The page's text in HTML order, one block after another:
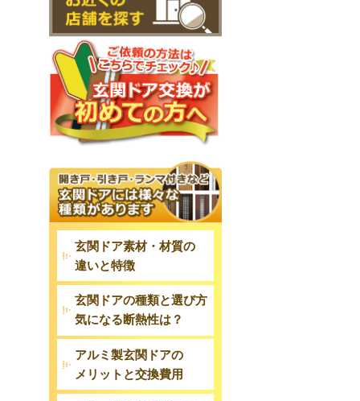
玄関ドア素材・材質の
違いと特徴
玄関ドアの種類と選び方
気になる断熱性は？
アルミ製玄関ドアの
メリットと交換費用